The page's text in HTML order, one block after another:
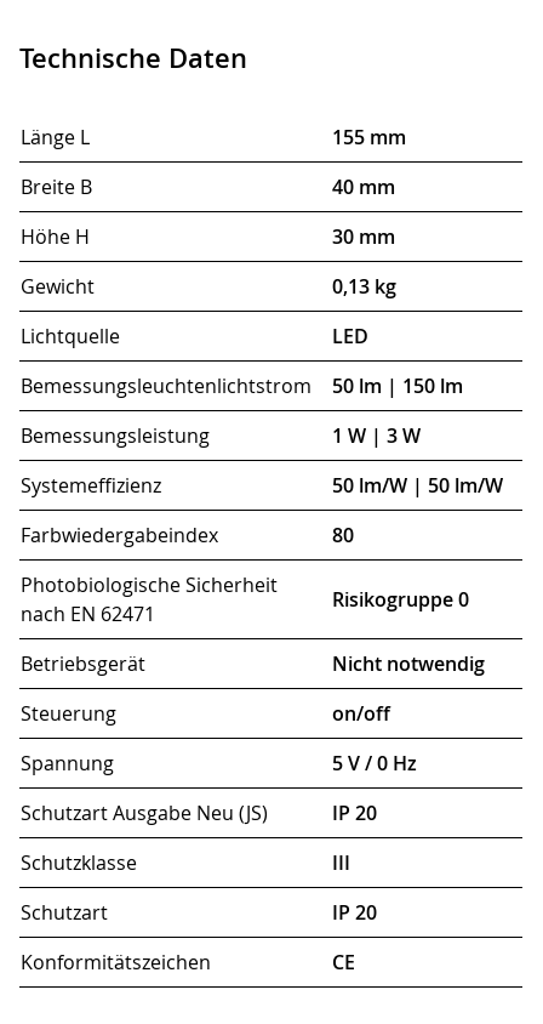
Technische Daten
Länge L
155 mm
Breite B
40 mm
Höhe H
30 mm
Gewicht
0,13 kg
Lichtquelle
LED
Bemessungsleuchtenlichtstrom
50 lm | 150 lm
Bemessungsleistung
1 W | 3 W
Systemeffizienz
50 lm/W | 50 lm/W
Farbwiedergabeindex
80
Photobiologische Sicherheit
nach EN 62471
Risikogruppe 0
Betriebsgerät
Nicht notwendig
Steuerung
on/off
Spannung
5 V / 0 Hz
Schutzart Ausgabe Neu (JS)
IP 20
Schutzklasse
III
Schutzart
IP 20
Konformitätszeichen
CE